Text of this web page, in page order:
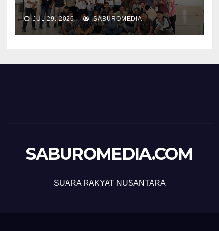
JUL 29, 2026 SABUROMEDIA
SABUROMEDIA.COM
SUARA RAKYAT NUSANTARA